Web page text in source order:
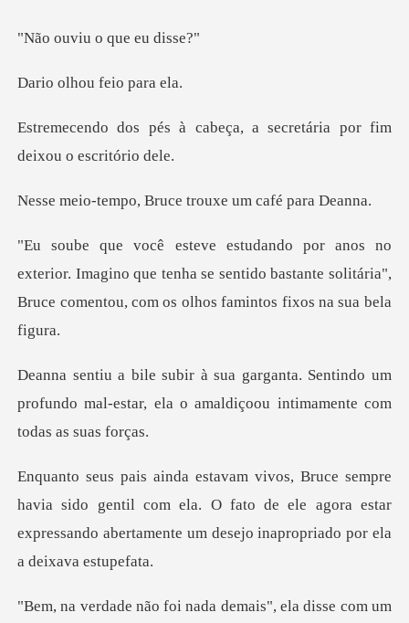
u o que e
ou feio p
eça, a secretária por fim
Bruce trouxe um
Imagino que tenha se sentido bastante solitária",
Bruce
Sentindo um
profundo mal-estar, ela o amald
do gentil com ela. O fato de ele agora estar
expressando aber
um